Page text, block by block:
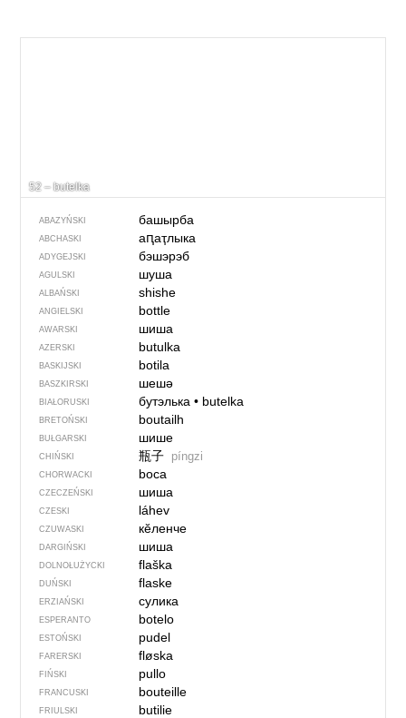
52 – butelka
ABAZYŃSKI башырба
ABCHASKI аԥаҭлыка
ADYGEJSKI бэшэрэб
AGULSKI шуша
ALBAŃSKI shishe
ANGIELSKI bottle
AWARSKI шиша
AZERSKI butulka
BASKIJSKI botila
BASZKIRSKI шешә
BIAŁORUSKI бутэлька• butelka
BRETOŃSKI boutailh
BUŁGARSKI шише
CHIŃSKI 瓶子 píngzi
CHORWACKI boca
CZECZEŃSKI шиша
CZESKI láhev
CZUWASKI кӗленче
DARGIŃSKI шиша
DOLNOŁUŻYCKI flaška
DUŃSKI flaske
ERZIAŃSKI сулика
ESPERANTO botelo
ESTOŃSKI pudel
FARERSKI fløska
FIŃSKI pullo
FRANCUSKI bouteille
FRIULSKI butilie